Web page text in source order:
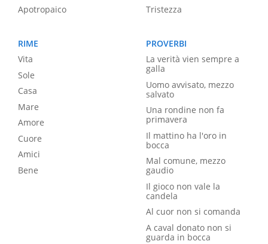
Apotropaico
Tristezza
RIME
Vita
Sole
Casa
Mare
Amore
Cuore
Amici
Bene
PROVERBI
La verità vien sempre a
galla
Uomo avvisato, mezzo
salvato
Una rondine non fa
primavera
Il mattino ha l'oro in
bocca
Mal comune, mezzo
gaudio
Il gioco non vale la
candela
Al cuor non si comanda
A caval donato non si
guarda in bocca